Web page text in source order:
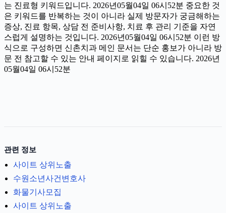
는 진료형 키워드입니다. 2026년05월04일 06시52분 중요한 것
은 키워드를 반복하는 것이 아니라 실제 방문자가 궁금해하는
증상, 진료 항목, 상담 전 준비사항, 치료 후 관리 기준을 자연
스럽게 설명하는 것입니다. 2026년05월04일 06시52분 이런 방
식으로 구성하면 신촌치과 메인 문서는 단순 홍보가 아니라 방
문 전 참고할 수 있는 안내 페이지로 읽힐 수 있습니다. 2026년
05월04일 06시52분
관련 정보
사이트 상위노출
수원소년사건변호사
화물기사모집
사이트 상위노출